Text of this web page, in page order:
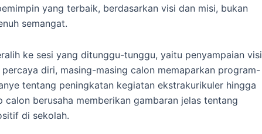
yang terbaik, berdasarkan visi dan misi, bukan
semangat.
ke sesi yang ditunggu-tunggu, yaitu penyampaian visi
diri, masing-masing calon memaparkan program-
tentang peningkatan kegiatan ekstrakurikuler hingga
berusaha memberikan gambaran jelas tentang
di sekolah.